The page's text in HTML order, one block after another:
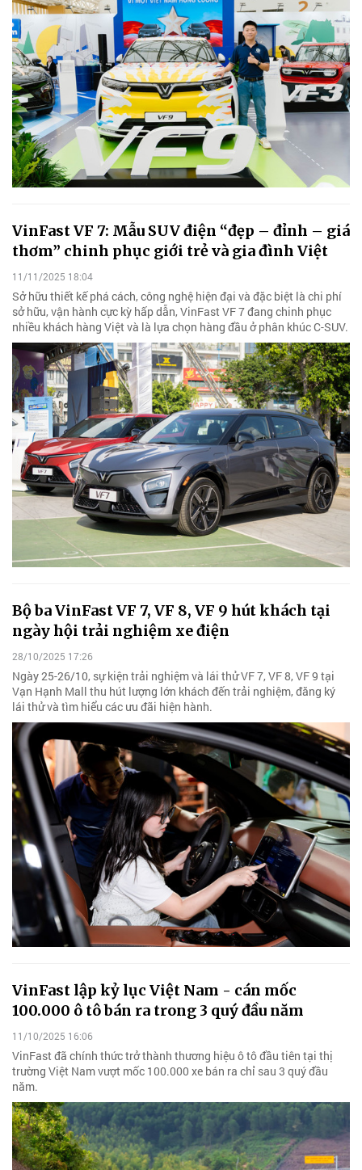
VinFast VF 7: Mẫu SUV điện “đẹp – đỉnh – giá
thơm” chinh phục giới trẻ và gia đình Việt
11/11/2025 18:04
Sở hữu thiết kế phá cách, công nghệ hiện đại và đặc biệt là chi phí
sở hữu, vận hành cực kỳ hấp dẫn, VinFast VF 7 đang chinh phục
nhiều khách hàng Việt và là lựa chọn hàng đầu ở phân khúc C-SUV.
Bộ ba VinFast VF 7, VF 8, VF 9 hút khách tại
ngày hội trải nghiệm xe điện
28/10/2025 17:26
Ngày 25-26/10, sự kiện trải nghiệm và lái thử VF 7, VF 8, VF 9 tại
Vạn Hạnh Mall thu hút lượng lớn khách đến trải nghiệm, đăng ký
lái thử và tìm hiểu các ưu đãi hiện hành.
VinFast lập kỷ lục Việt Nam - cán mốc
100.000 ô tô bán ra trong 3 quý đầu năm
11/10/2025 16:06
VinFast đã chính thức trở thành thương hiệu ô tô đầu tiên tại thị
trường Việt Nam vượt mốc 100.000 xe bán ra chỉ sau 3 quý đầu
năm.